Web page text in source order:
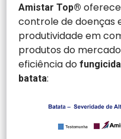
Amistar Top®
controle de doenças
produtividade em
produtos do
eficiência do
batata: